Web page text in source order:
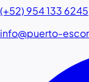
(+52) 954 133 6245
info@puerto-